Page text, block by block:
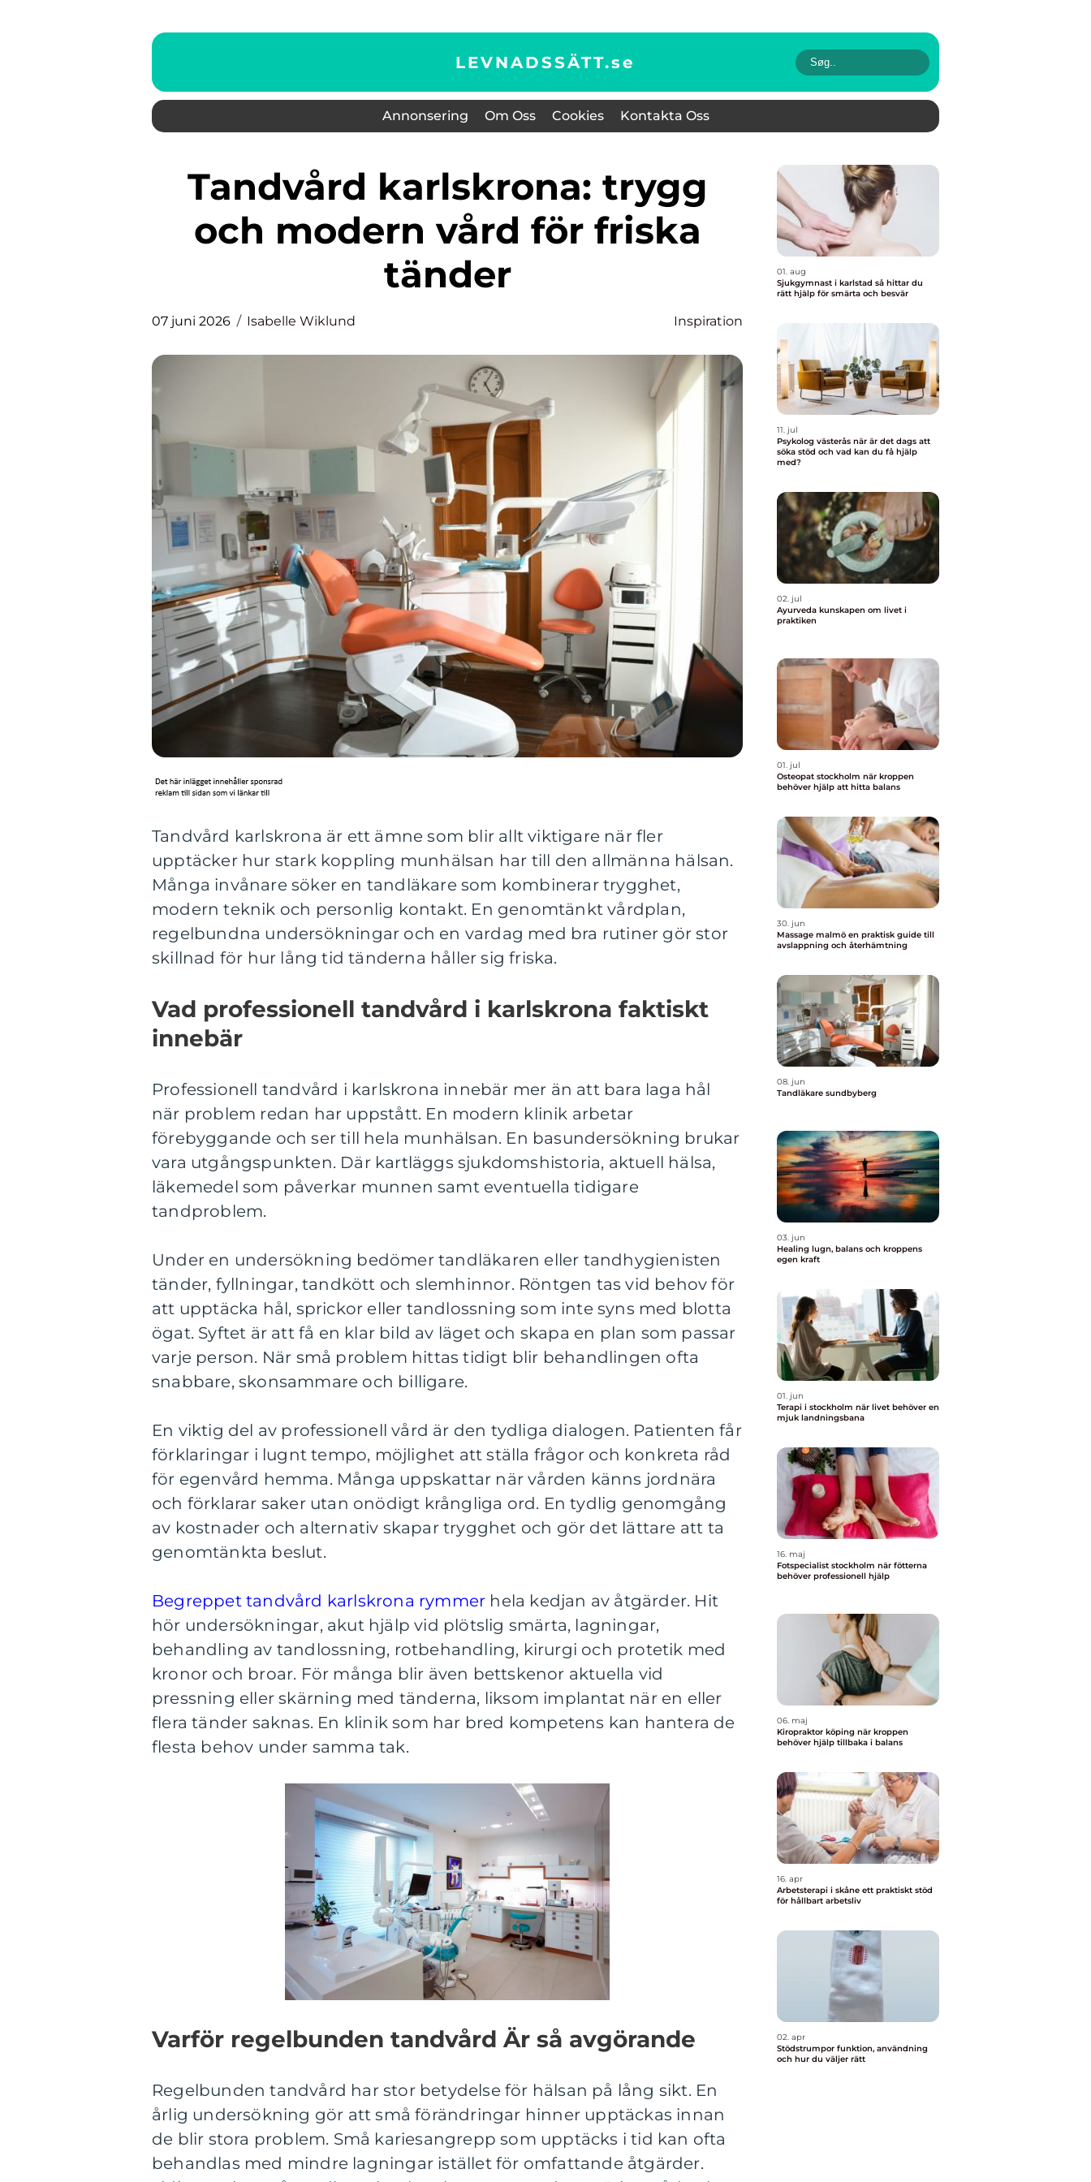
LEVNADSSÄTT.se
Annonsering Om Oss Cookies Kontakta Oss
Tandvård karlskrona: trygg
och modern vård för friska
tänder
07 juni 2026 Isabelle Wiklund Inspiration
Tandvård karlskrona är ett ämne som blir allt viktigare när fler
upptäcker hur stark koppling munhälsan har till den allmänna hälsan.
Många invånare söker en tandläkare som kombinerar trygghet,
modern teknik och personlig kontakt. En genomtänkt vårdplan,
regelbundna undersökningar och en vardag med bra rutiner gör stor
skillnad för hur lång tid tänderna håller sig friska.
Vad professionell tandvård i karlskrona faktiskt
innebär
Professionell tandvård i karlskrona innebär mer än att bara laga hål
när problem redan har uppstått. En modern klinik arbetar
förebyggande och ser till hela munhälsan. En basundersökning brukar
vara utgångspunkten. Där kartläggs sjukdomshistoria, aktuell hälsa,
läkemedel som påverkar munnen samt eventuella tidigare
tandproblem.
Under en undersökning bedömer tandläkaren eller tandhygienisten
tänder, fyllningar, tandkött och slemhinnor. Röntgen tas vid behov för
att upptäcka hål, sprickor eller tandlossning som inte syns med blotta
ögat. Syftet är att få en klar bild av läget och skapa en plan som passar
varje person. När små problem hittas tidigt blir behandlingen ofta
snabbare, skonsammare och billigare.
En viktig del av professionell vård är den tydliga dialogen. Patienten får
förklaringar i lugnt tempo, möjlighet att ställa frågor och konkreta råd
för egenvård hemma. Många uppskattar när vården känns jordnära
och förklarar saker utan onödigt krångliga ord. En tydlig genomgång
av kostnader och alternativ skapar trygghet och gör det lättare att ta
genomtänkta beslut.
Begreppet tandvård karlskrona rymmer hela kedjan av åtgärder. Hit
hör undersökningar, akut hjälp vid plötslig smärta, lagningar,
behandling av tandlossning, rotbehandling, kirurgi och protetik med
kronor och broar. För många blir även bettskenor aktuella vid
pressning eller skärning med tänderna, liksom implantat när en eller
flera tänder saknas. En klinik som har bred kompetens kan hantera de
flesta behov under samma tak.
Varför regelbunden tandvård Är så avgörande
Regelbunden tandvård har stor betydelse för hälsan på lång sikt. En
årlig undersökning gör att små förändringar hinner upptäckas innan
de blir stora problem. Små kariesangrepp som upptäcks i tid kan ofta
behandlas med mindre lagningar istället för omfattande åtgärder.
01. aug
Sjukgymnast i karlstad så hittar du
rätt hjälp för smärta och besvär
11. jul
Psykolog västerås när är det dags att
söka stöd och vad kan du få hjälp
med?
02. jul
Ayurveda kunskapen om livet i
praktiken
01. jul
Osteopat stockholm när kroppen
behöver hjälp att hitta balans
30. jun
Massage malmö en praktisk guide till
avslappning och återhämtning
08. jun
Tandläkare sundbyberg
03. jun
Healing lugn, balans och kroppens
egen kraft
01. jun
Terapi i stockholm när livet behöver en
mjuk landningsbana
16. maj
Fotspecialist stockholm när fötterna
behöver professionell hjälp
06. maj
Kiropraktor köping när kroppen
behöver hjälp tillbaka i balans
16. apr
Arbetsterapi i skåne ett praktiskt stöd
för hållbart arbetsliv
02. apr
Stödstrumpor funktion, användning
och hur du väljer rätt